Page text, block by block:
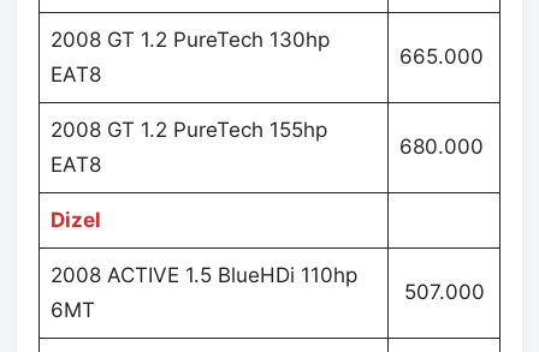
2008 GT 1.2 PureTech 130hp
EAT8
665.000
2008 GT 1.2 PureTech 155hp
EAT8
680.000
Dizel
2008 ACTIVE 1.5 BlueHDi 110hp
6MT
507.000